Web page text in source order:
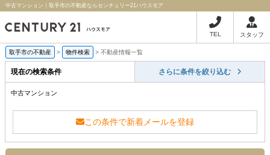
中古マンション｜取手市の不動産ならセンチュリー21ハウスモア
TEL スタッフ
取手市の不動産 > 物件検索 > 不動産情報一覧
現在の検索条件 さらに条件を絞り込む
中古マンション
この条件で新着メールを登録